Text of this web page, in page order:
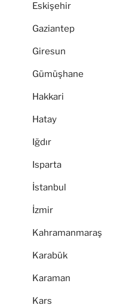
Eskişehir
Gaziantep
Giresun
Gümüşhane
Hakkari
Hatay
Iğdır
Isparta
İstanbul
İzmir
Kahramanmaraş
Karabük
Karaman
Kars